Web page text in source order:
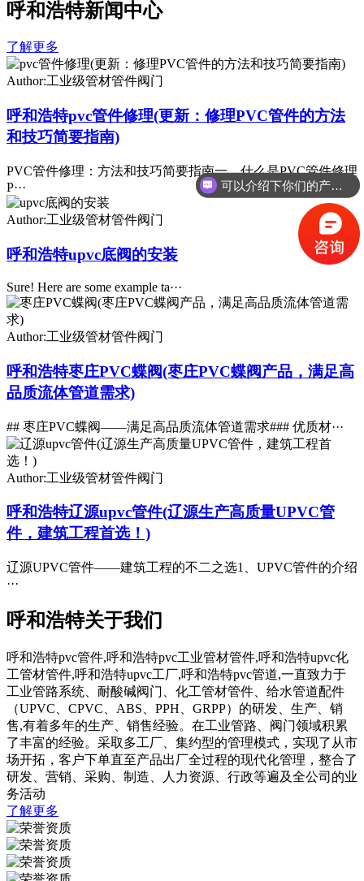
呼和浩特新闻中心
了解更多
Author:工业级管材管件阀门
呼和浩特pvc管件修理(更新：修理PVC管件的方法
和技巧简要指南)
PVC管件修理：方法和技巧简要指南一、什么是PVC管件修理
P···
Author:工业级管材管件阀门
呼和浩特upvc底阀的安装
Sure! Here are some example ta···
Author:工业级管材管件阀门
呼和浩特枣庄PVC蝶阀(枣庄PVC蝶阀产品，满足高
品质流体管道需求)
## 枣庄PVC蝶阀——满足高品质流体管道需求### 优质材···
Author:工业级管材管件阀门
呼和浩特辽源upvc管件(辽源生产高质量UPVC管
件，建筑工程首选！)
辽源UPVC管件——建筑工程的不二之选1、UPVC管件的介绍
···
呼和浩特关于我们
呼和浩特pvc管件,呼和浩特pvc工业管材管件,呼和浩特upvc化
工管材管件,呼和浩特upvc工厂,呼和浩特pvc管道,一直致力于
工业管路系统、耐酸碱阀门、化工管材管件、给水管道配件
（UPVC、CPVC、ABS、PPH、GRPP）的研发、生产、销
售,有着多年的生产、销售经验。在工业管路、阀门领域积累
了丰富的经验。采取多工厂、集约型的管理模式，实现了从市
场开拓，客户下单直至产品出厂全过程的现代化管理，整合了
研发、营销、采购、制造、人力资源、行政等遍及全公司的业
务活动
了解更多
可以介绍下你们的产品么